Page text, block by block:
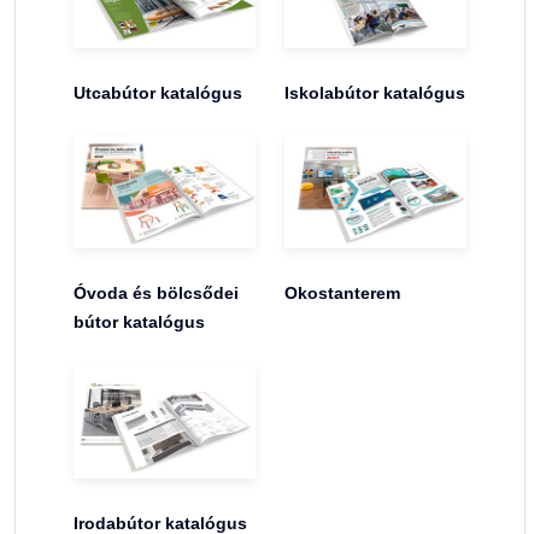
Utcabútor katalógus Iskolabútor katalógus
Óvoda és bölcsődei
bútor katalógus
Okostanterem
Irodabútor katalógus